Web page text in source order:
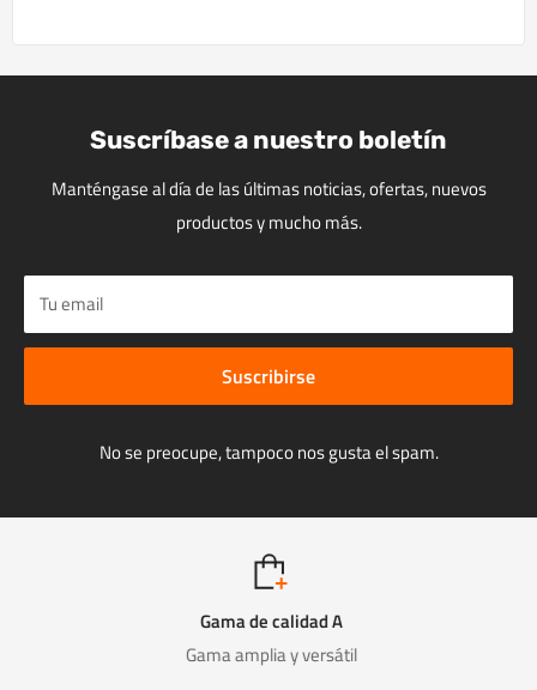
Suscríbase a nuestro boletín
Manténgase al día de las últimas noticias, ofertas, nuevos
productos y mucho más.
Tu email
Suscribirse
No se preocupe, tampoco nos gusta el spam.
Gama de calidad A
Gama amplia y versátil